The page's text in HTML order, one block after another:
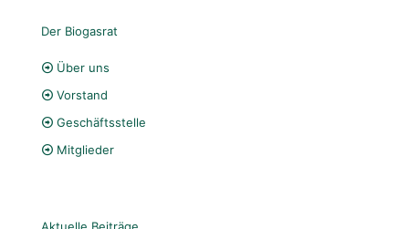
Der Biogasrat
Über uns
Vorstand
Geschäftsstelle
Mitglieder
Aktuelle Beiträge